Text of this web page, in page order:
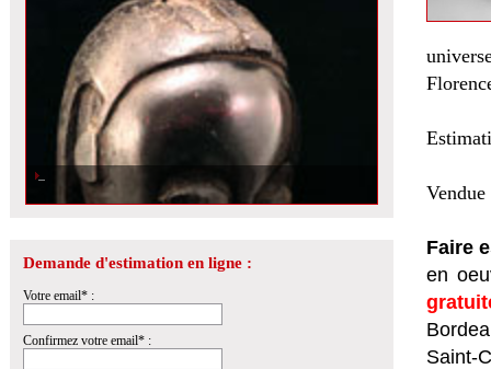
Demande d'estimation en ligne :
Votre email* :
Confirmez votre email* :
Faire
en
Saint-